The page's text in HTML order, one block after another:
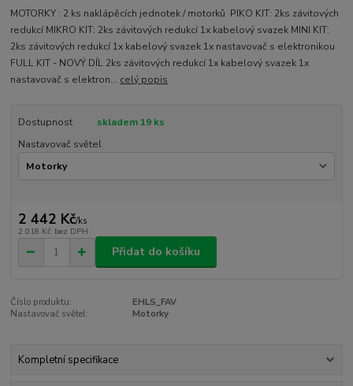
MOTORKY : 2 ks naklápěcích jednotek / motorků PIKO KIT: 2ks závitových
redukcí MIKRO KIT: 2ks závitových redukcí 1x kabelový svazek MINI KIT:
2ks závitových redukcí 1x kabelový svazek 1x nastavovač s elektronikou
FULL KIT - NOVÝ DÍL 2ks závitových redukcí 1x kabelový svazek 1x
nastavovač s elektron... celý popis
Dostupnost
skladem 19 ks
Nastavovač světel
2 442 Kč/ks
2 018 Kč bez DPH
Přidat do košíku
Číslo produktu:
EHLS_FAV
Nastavovač světel:
Motorky
Kompletní specifikace